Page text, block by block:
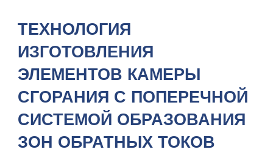
ТЕХНОЛОГИЯ
ИЗГОТОВЛЕНИЯ
ЭЛЕМЕНТОВ КАМЕРЫ
СГОРАНИЯ С ПОПЕРЕЧНОЙ
СИСТЕМОЙ ОБРАЗОВАНИЯ
ЗОН ОБРАТНЫХ ТОКОВ